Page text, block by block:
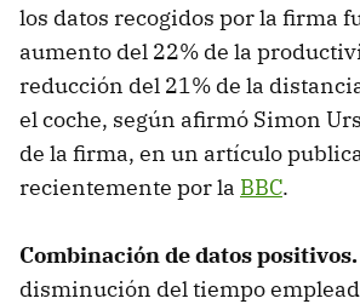
los datos recogidos por la firma
aumento del 22% de la
reducción del 21% de la
el coche, según afirmó Simon
de la firma, en un artículo
recientemente por la BBC.
Combinación de datos positivos.
disminución del tiempo